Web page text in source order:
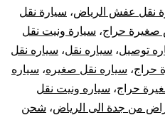
نقل عفش الرياض، سيارة نقل
حراج، سيارة ونيت نقل
توصيل، سياره نقل، سياره نقل
حراج، سياره نقل صغيره، سياره
حراج، سياره ونيت نقل
من جدة الى الرياض، شحن